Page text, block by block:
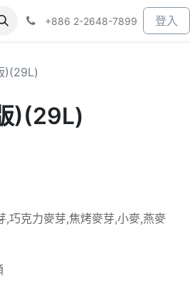
+886 2-2648-7899 登入
)(29L)
)(29L)
,巧克力麥芽,焦烤麥芽,小麥,燕麥